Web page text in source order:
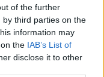
of the further
third parties on the
information may
the IAB’s List of
disclose it to other